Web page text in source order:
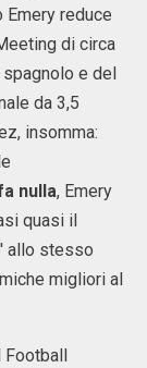
reduce
di circa
spagnolo e del
da 3,5
insomma:
nulla, Emery
quasi il
allo stesso
migliori al
Football